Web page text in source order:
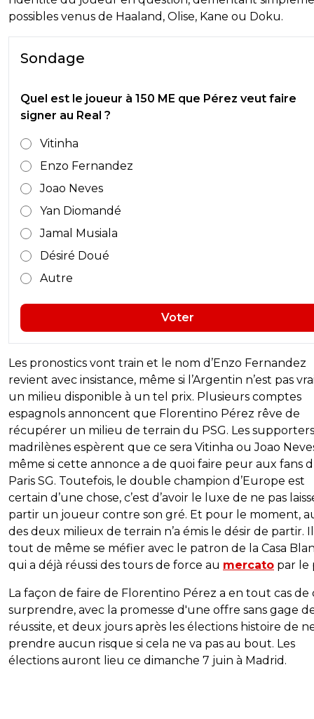
possibles venus de Haaland, Olise, Kane ou Doku.
Sondage
Quel est le joueur à 150 ME que Pérez veut faire
signer au Real ?
Vitinha
Enzo Fernandez
Joao Neves
Yan Diomandé
Jamal Musiala
Désiré Doué
Autre
Voter
Les pronostics vont train et le nom d’Enzo Fernandez
revient avec insistance, même si l’Argentin n’est pas
un milieu disponible à un tel prix. Plusieurs comptes
espagnols annoncent que Florentino Pérez rêve de
récupérer un milieu de terrain du PSG. Les supporters
madrilènes espèrent que ce sera Vitinha ou Joao
même si cette annonce a de quoi faire peur aux fans
Paris SG. Toutefois, le double champion d’Europe est
certain d’une chose, c’est d’avoir le luxe de ne pas
partir un joueur contre son gré. Et pour le moment,
des deux milieux de terrain n’a émis le désir de partir.
tout de même se méfier avec le patron de la Casa
qui a déjà réussi des tours de force au mercato par le
La façon de faire de Florentino Pérez a en tout cas de
surprendre, avec la promesse d'une offre sans gage
réussite, et deux jours après les élections histoire de
prendre aucun risque si cela ne va pas au bout. Les
élections auront lieu ce dimanche 7 juin à Madrid.